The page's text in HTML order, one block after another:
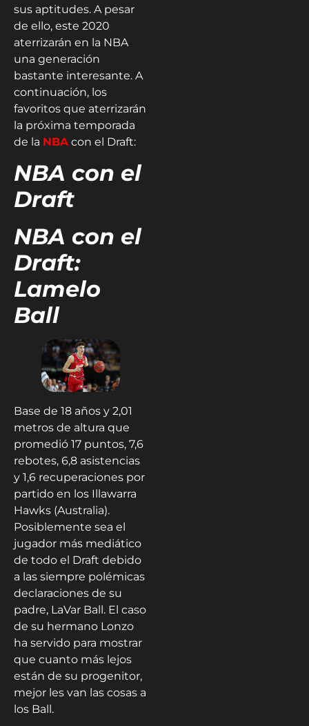
sus aptitudes. A pesar
de ello, este 2020
aterrizarán en la NBA
una generación
bastante interesante. A
continuación, los
favoritos que aterrizarán
la próxima temporada
de la NBAcon el Draft:
NBA con el
Draft
NBA con el
Draft:
Lamelo
Ball
Base de 18 años y 2,01
metros de altura que
promedió 17 puntos, 7,6
rebotes, 6,8 asistencias
y 1,6 recuperaciones por
partido en los Illawarra
Hawks (Australia).
Posiblemente sea el
jugador más mediático
de todo el Draft debido
a las siempre polémicas
declaraciones de su
padre, LaVar Ball. El caso
de su hermano Lonzo
ha servido para mostrar
que cuanto más lejos
están de su progenitor,
mejor les van las cosas a
los Ball.